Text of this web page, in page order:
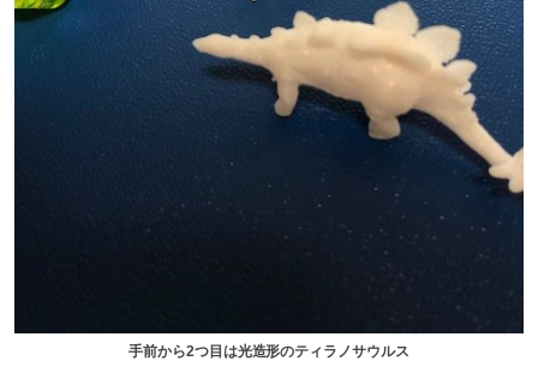
手前から2つ目は光造形のティラノサウルス